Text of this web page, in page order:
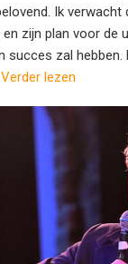
Ik verwacht
zijn plan voor de
succes zal hebben.
Verder lezen